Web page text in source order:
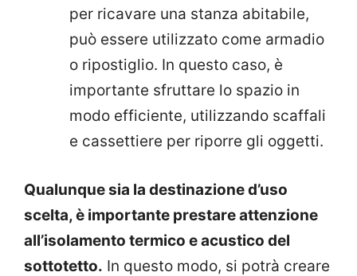
per ricavare una stanza abitabile,
può essere utilizzato come armadio
o ripostiglio. In questo caso, è
importante sfruttare lo spazio in
modo efficiente, utilizzando scaffali
e cassettiere per riporre gli oggetti.
Qualunque sia la destinazione d’uso
scelta, è importante prestare attenzione
all’isolamento termico e acustico del
sottotetto. In questo modo, si potrà creare